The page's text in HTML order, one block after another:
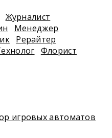
Журналист
Менеджер
Рерайтер
Флорист
игровых автоматов